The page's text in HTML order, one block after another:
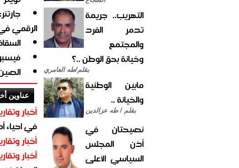
التهريب.. جريمة
تدمر الفرد
والمجتمع
وخيانة بحق الوطن ..؟
بقلم/طه العامري
مابين الوطنية
والخيانة ..
بقلم / طه عزالدين
نصيحتان في
أذن المجلس
السياسي الأعلى
الرقمي
عناوين
أخبار
في احياء
أخبار
أخبار